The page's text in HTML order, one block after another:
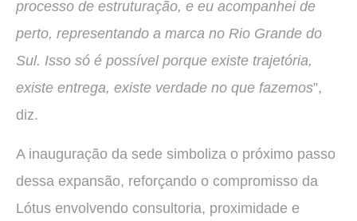
processo de estruturação, e eu acompanhei de
perto, representando a marca no Rio Grande do
Sul. Isso só é possível porque existe trajetória,
existe entrega, existe verdade no que fazemos”,
diz.
A inauguração da sede simboliza o próximo passo
dessa expansão, reforçando o compromisso da
Lótus envolvendo consultoria, proximidade e